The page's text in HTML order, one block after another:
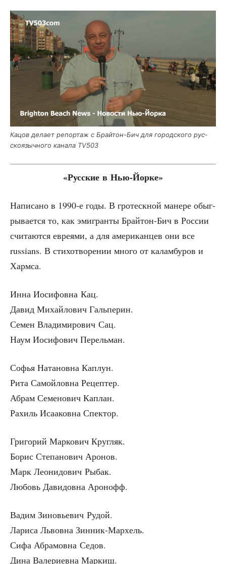
Кацов дела­ет репор­таж с Брай­тон-Бич для город­ско­го рус­
ско­языч­но­го кана­ла TV503
«Рус­ские в Нью-Йорке»
Напи­са­но в 1990‑е годы. В гро­теск­ной мане­ре обыг­
ры­ва­ет­ся то, как эми­гран­ты Брай­тон-Бич в Рос­сии
счи­та­ют­ся евре­я­ми, а для аме­ри­кан­цев они все
russians. В сти­хо­тво­ре­нии мно­го от калам­бу­ров и
Хармса.
Инна Иоси­фов­на Кац.
Давид Михай­ло­вич Гальперин.
Семен Вла­ди­ми­ро­вич Сац.
Наум Иоси­фо­вич Перельман.
Софья Ната­нов­на Каплун.
Рита Самой­лов­на Рецептер.
Абрам Семе­но­вич Каплан.
Рахиль Иса­а­ков­на Спектор.
Гри­го­рий Мар­ко­вич Кругляк.
Борис Сте­па­но­вич Аронов.
Марк Лео­ни­до­вич Рыбак.
Любовь Дави­дов­на Аронофф.
Вадим Зино­вье­вич Рудой.
Лари­са Львов­на Зинник-Мархель.
Сифа Абра­мов­на Седов.
Дина Вале­ри­ев­на Маркиш.